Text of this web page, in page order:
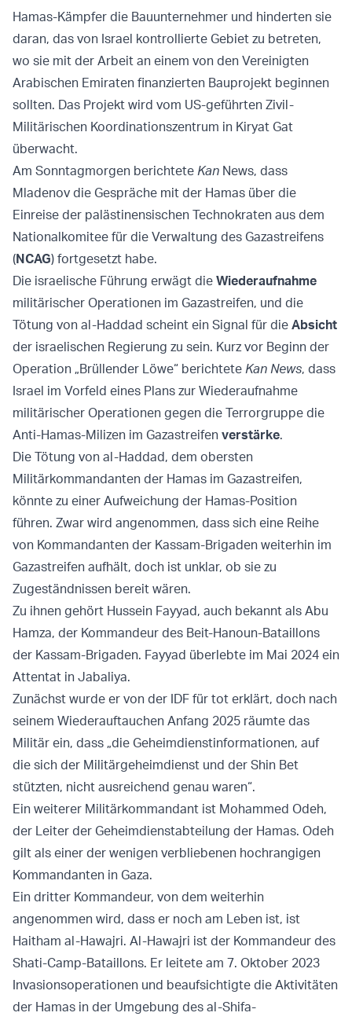
Hamas-Kämpfer die Bauunternehmer und hinderten sie
daran, das von Israel kontrollierte Gebiet zu betreten,
wo sie mit der Arbeit an einem von den Vereinigten
Arabischen Emiraten finanzierten Bauprojekt beginnen
sollten. Das Projekt wird vom US-geführten Zivil-
Militärischen Koordinationszentrum in Kiryat Gat
überwacht.
Am Sonntagmorgen berichtete Kan News, dass
Mladenov die Gespräche mit der Hamas über die
Einreise der palästinensischen Technokraten aus dem
Nationalkomitee für die Verwaltung des Gazastreifens
(NCAG) fortgesetzt habe.
Die israelische Führung erwägt die Wiederaufnahme
militärischer Operationen im Gazastreifen, und die
Tötung von al-Haddad scheint ein Signal für die Absicht
der israelischen Regierung zu sein. Kurz vor Beginn der
Operation „Brüllender Löwe“ berichtete Kan News, dass
Israel im Vorfeld eines Plans zur Wiederaufnahme
militärischer Operationen gegen die Terrorgruppe die
Anti-Hamas-Milizen im Gazastreifen verstärke.
Die Tötung von al-Haddad, dem obersten
Militärkommandanten der Hamas im Gazastreifen,
könnte zu einer Aufweichung der Hamas-Position
führen. Zwar wird angenommen, dass sich eine Reihe
von Kommandanten der Kassam-Brigaden weiterhin im
Gazastreifen aufhält, doch ist unklar, ob sie zu
Zugeständnissen bereit wären.
Zu ihnen gehört Hussein Fayyad, auch bekannt als Abu
Hamza, der Kommandeur des Beit-Hanoun-Bataillons
der Kassam-Brigaden. Fayyad überlebte im Mai 2024 ein
Attentat in Jabaliya.
Zunächst wurde er von der IDF für tot erklärt, doch nach
seinem Wiederauftauchen Anfang 2025 räumte das
Militär ein, dass „die Geheimdienstinformationen, auf
die sich der Militärgeheimdienst und der Shin Bet
stützten, nicht ausreichend genau waren“.
Ein weiterer Militärkommandant ist Mohammed Odeh,
der Leiter der Geheimdienstabteilung der Hamas. Odeh
gilt als einer der wenigen verbliebenen hochrangigen
Kommandanten in Gaza.
Ein dritter Kommandeur, von dem weiterhin
angenommen wird, dass er noch am Leben ist, ist
Haitham al-Hawajri. Al-Hawajri ist der Kommandeur des
Shati-Camp-Bataillons. Er leitete am 7. Oktober 2023
Invasionsoperationen und beaufsichtigte die Aktivitäten
der Hamas in der Umgebung des al-Shifa-